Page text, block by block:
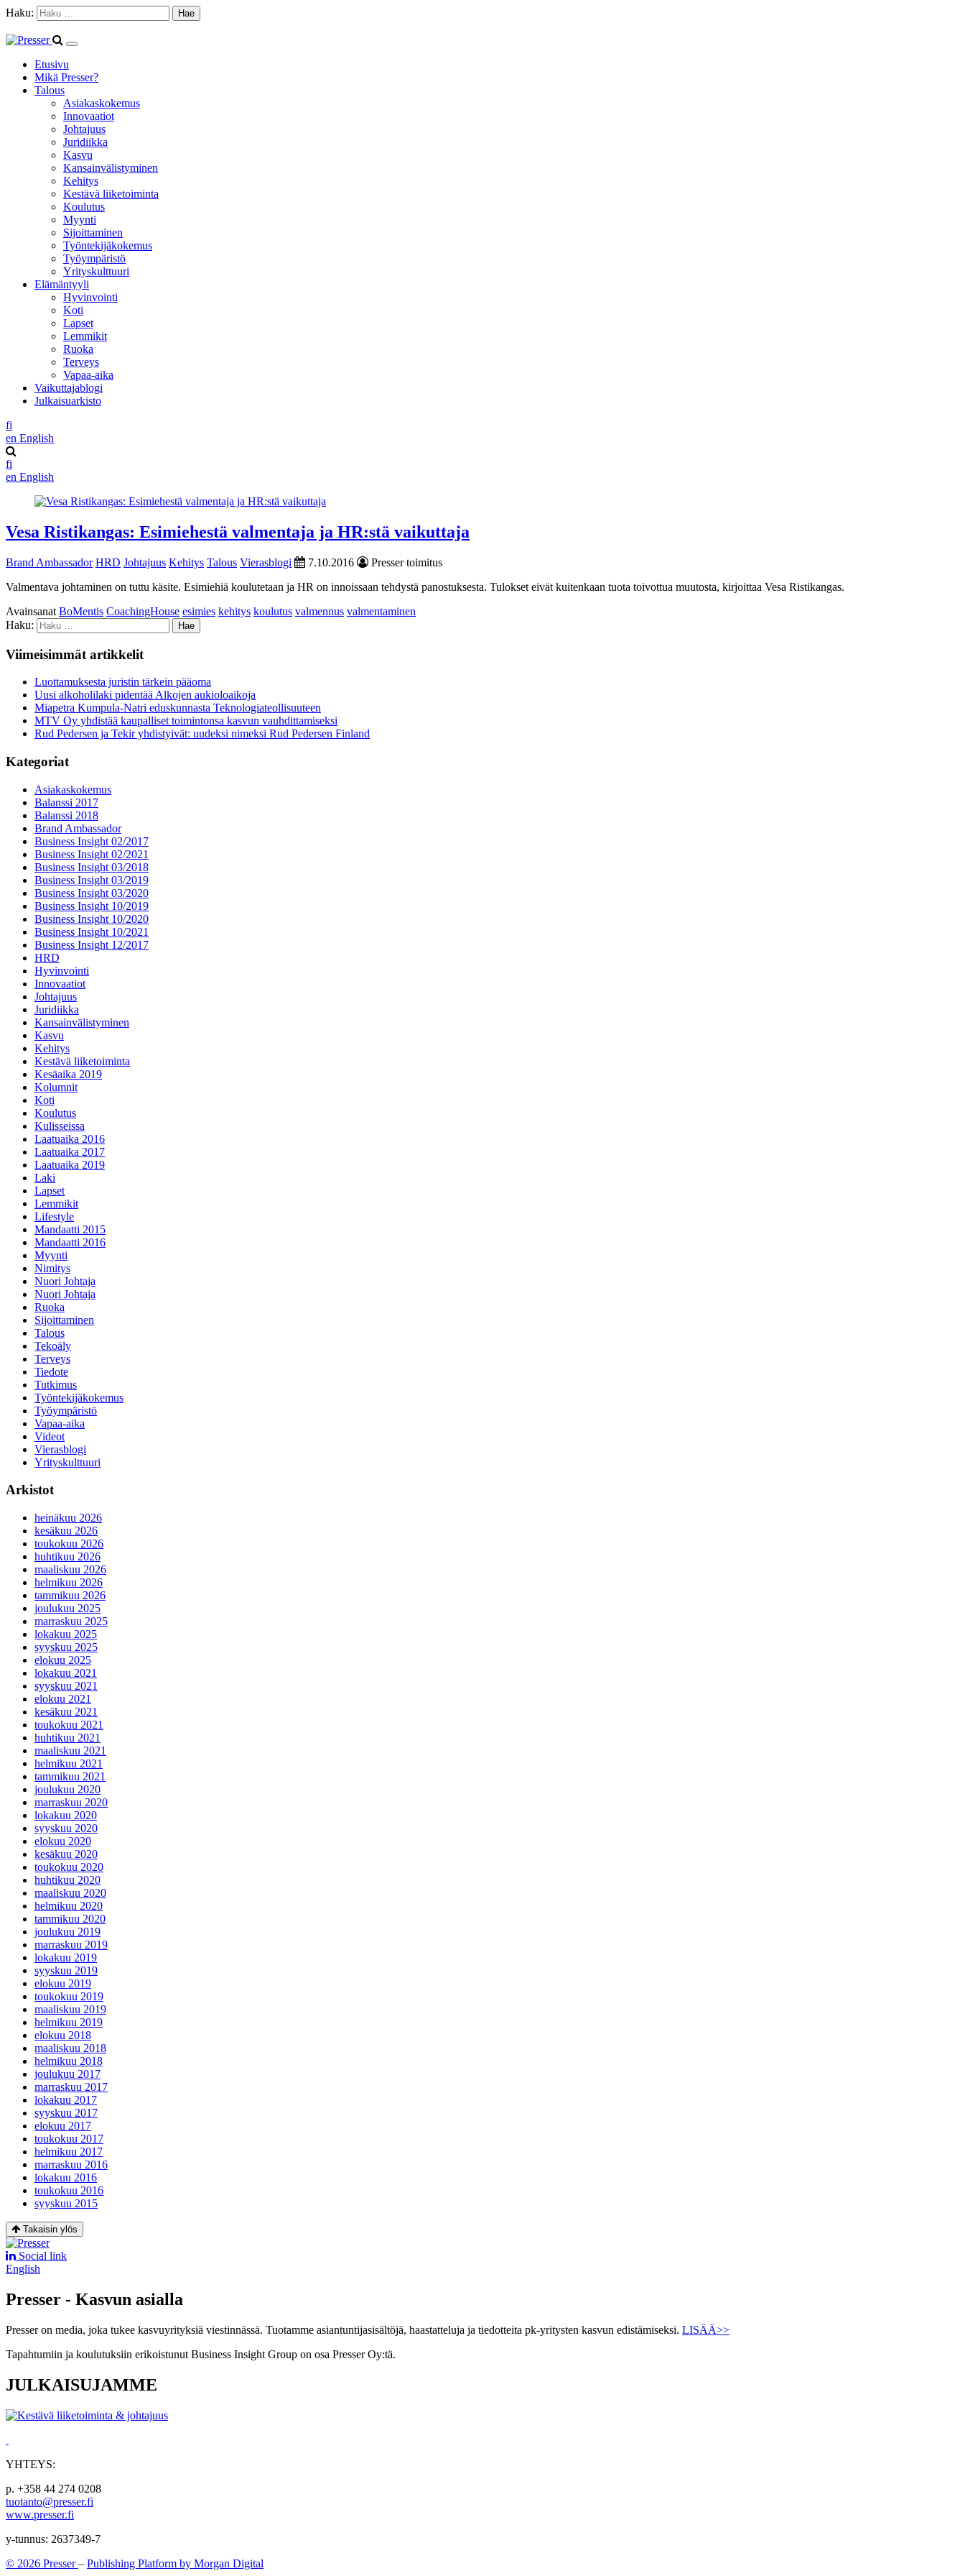
Haku:
Etusivu
Mikä Presser?
Talous
Asiakaskokemus
Innovaatiot
Johtajuus
Juridiikka
Kasvu
Kansainvälistyminen
Kehitys
Kestävä liiketoiminta
Koulutus
Myynti
Sijoittaminen
Työntekijäkokemus
Työympäristö
Yrityskulttuuri
Elämäntyyli
Hyvinvointi
Koti
Lapset
Lemmikit
Ruoka
Terveys
Vapaa-aika
Vaikuttajablogi
Julkaisuarkisto
fi
en English
fi
en English
Vesa Ristikangas: Esimiehestä valmentaja ja HR:stä vaikuttaja
Brand Ambassador HRD Johtajuus Kehitys Talous Vierasblogi 7.10.2016
Presser toimitus
Valmentava johtaminen on tuttu käsite. Esimiehiä koulutetaan ja HR on innoissaan tehdystä panostuksesta. Tulokset eivät kuitenkaan tuota toivottua muutosta, kirjoittaa Vesa Ristikangas.
Avainsanat BoMentis CoachingHouse esimies kehitys koulutus valmennus valmentaminen
Haku:
Viimeisimmät artikkelit
Luottamuksesta juristin tärkein pääoma
Uusi alkoholilaki pidentää Alkojen aukioloaikoja
Miapetra Kumpula-Natri eduskunnasta Teknologiateollisuuteen
MTV Oy yhdistää kaupalliset toimintonsa kasvun vauhdittamiseksi
Rud Pedersen ja Tekir yhdistyivät: uudeksi nimeksi Rud Pedersen Finland
Kategoriat
Asiakaskokemus
Balanssi 2017
Balanssi 2018
Brand Ambassador
Business Insight 02/2017
Business Insight 02/2021
Business Insight 03/2018
Business Insight 03/2019
Business Insight 03/2020
Business Insight 10/2019
Business Insight 10/2020
Business Insight 10/2021
Business Insight 12/2017
HRD
Hyvinvointi
Innovaatiot
Johtajuus
Juridiikka
Kansainvälistyminen
Kasvu
Kehitys
Kestävä liiketoiminta
Kesäaika 2019
Kolumnit
Koti
Koulutus
Kulisseissa
Laatuaika 2016
Laatuaika 2017
Laatuaika 2019
Laki
Lapset
Lemmikit
Lifestyle
Mandaatti 2015
Mandaatti 2016
Myynti
Nimitys
Nuori Johtaja
Nuori Johtaja
Ruoka
Sijoittaminen
Talous
Tekoäly
Terveys
Tiedote
Tutkimus
Työntekijäkokemus
Työympäristö
Vapaa-aika
Videot
Vierasblogi
Yrityskulttuuri
Arkistot
heinäkuu 2026
kesäkuu 2026
toukokuu 2026
huhtikuu 2026
maaliskuu 2026
helmikuu 2026
tammikuu 2026
joulukuu 2025
marraskuu 2025
lokakuu 2025
syyskuu 2025
elokuu 2025
lokakuu 2021
syyskuu 2021
elokuu 2021
kesäkuu 2021
toukokuu 2021
huhtikuu 2021
maaliskuu 2021
helmikuu 2021
tammikuu 2021
joulukuu 2020
marraskuu 2020
lokakuu 2020
syyskuu 2020
elokuu 2020
kesäkuu 2020
toukokuu 2020
huhtikuu 2020
maaliskuu 2020
helmikuu 2020
tammikuu 2020
joulukuu 2019
marraskuu 2019
lokakuu 2019
syyskuu 2019
elokuu 2019
toukokuu 2019
maaliskuu 2019
helmikuu 2019
elokuu 2018
maaliskuu 2018
helmikuu 2018
joulukuu 2017
marraskuu 2017
lokakuu 2017
syyskuu 2017
elokuu 2017
toukokuu 2017
helmikuu 2017
marraskuu 2016
lokakuu 2016
toukokuu 2016
syyskuu 2015
Takaisin ylös
Social link
English
Presser - Kasvun asialla
Presser on media, joka tukee kasvuyrityksiä viestinnässä. Tuotamme asiantuntijasisältöjä, haastatteluja ja tiedotteita pk-yritysten kasvun edistämiseksi. LISÄÄ>>
Tapahtumiin ja koulutuksiin erikoistunut Business Insight Group on osa Presser Oy:tä.
JULKAISUJAMME
YHTEYS:
p. +358 44 274 0208
tuotanto@presser.fi
www.presser.fi
y-tunnus: 2637349-7
© 2026 Presser– Publishing Platform by Morgan Digital